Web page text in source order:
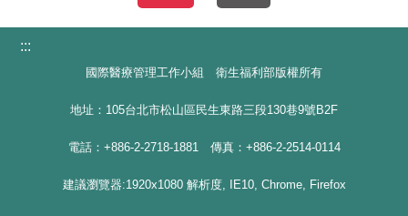
:::
國際醫療管理工作小組 衛生福利部版權所有
地址：105台北市松山區民生東路三段130巷9號B2F
電話：+886-2-2718-1881 傳真：+886-2-2514-0114
建議瀏覽器:1920x1080 解析度, IE10, Chrome, Firefox